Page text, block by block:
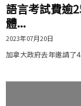
語言考試費逾
體...
2023年07月20日
加拿大政府去年邀請了